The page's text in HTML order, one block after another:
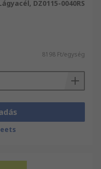
DZ0115-0040RS
8198 Ft/egység